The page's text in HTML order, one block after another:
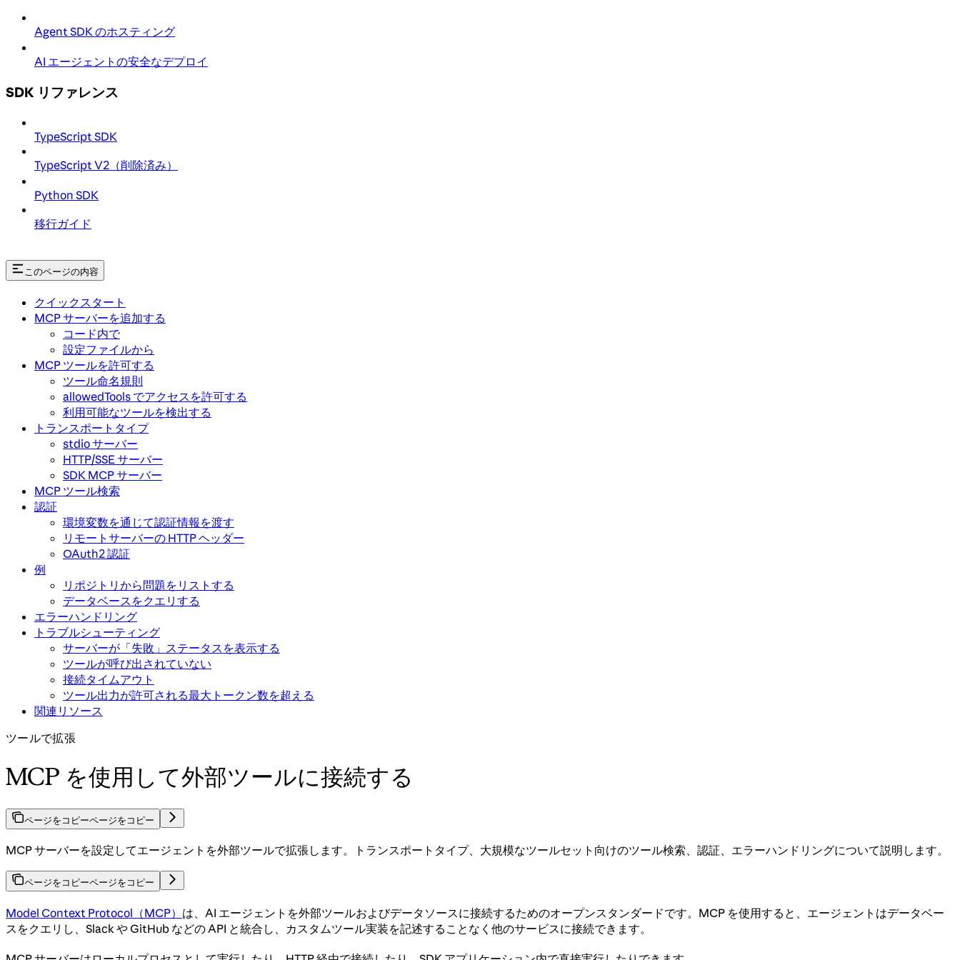
Agent SDK のホスティング
AI エージェントの安全なデプロイ
SDK リファレンス
TypeScript SDK
TypeScript V2（削除済み）
Python SDK
移行ガイド
このページの内容
クイックスタート
MCP サーバーを追加する
コード内で
設定ファイルから
MCP ツールを許可する
ツール命名規則
allowedTools でアクセスを許可する
利用可能なツールを検出する
トランスポートタイプ
stdio サーバー
HTTP/SSE サーバー
SDK MCP サーバー
MCP ツール検索
認証
環境変数を通じて認証情報を渡す
リモートサーバーの HTTP ヘッダー
OAuth2 認証
例
リポジトリから問題をリストする
データベースをクエリする
エラーハンドリング
トラブルシューティング
サーバーが「失敗」ステータスを表示する
ツールが呼び出されていない
接続タイムアウト
ツール出力が許可される最大トークン数を超える
関連リソース
ツールで拡張
MCP を使用して外部ツールに接続する
ページをコピーページをコピー
MCP サーバーを設定してエージェントを外部ツールで拡張します。トランスポートタイプ、大規模なツールセット向けのツール検索、認証、エラーハンドリングについて説明します。
ページをコピーページをコピー
Model Context Protocol（MCP） は、AI エージェントを外部ツールおよびデータソースに接続するためのオープンスタンダードです。MCP を使用すると、エージェントはデータベー
スをクエリし、Slack や GitHub などの API と統合し、カスタムツール実装を記述することなく他のサービスに接続できます。